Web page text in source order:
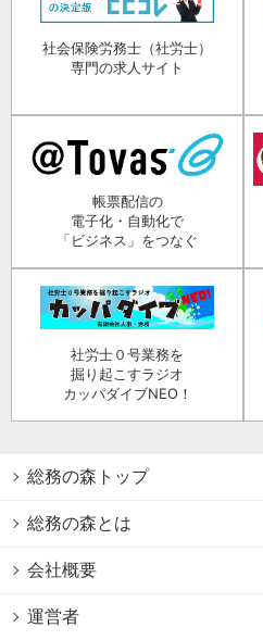
社会保険労務士（社労士）
専門の求人サイト
帳票配信の
電子化・自動化で
「ビジネス」をつなぐ
社労士０号業務を
掘り起こすラジオ
カッパダイブNEO！
総務の森トップ
総務の森とは
会社概要
運営者